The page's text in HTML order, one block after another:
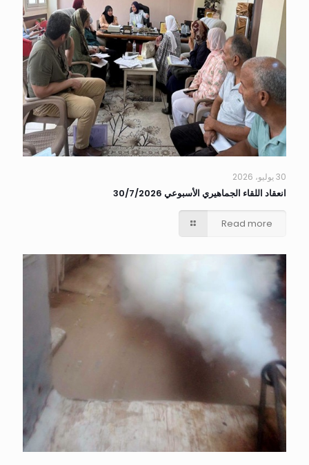
30 يوليو، 2026
انعقاد اللقاء الجماهيري الأسبوعي 30/7/2026
Read more